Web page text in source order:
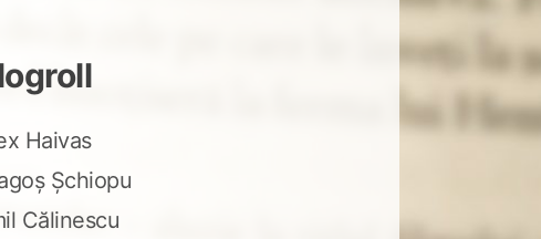
Haivas
Șchiopu
Călinescu